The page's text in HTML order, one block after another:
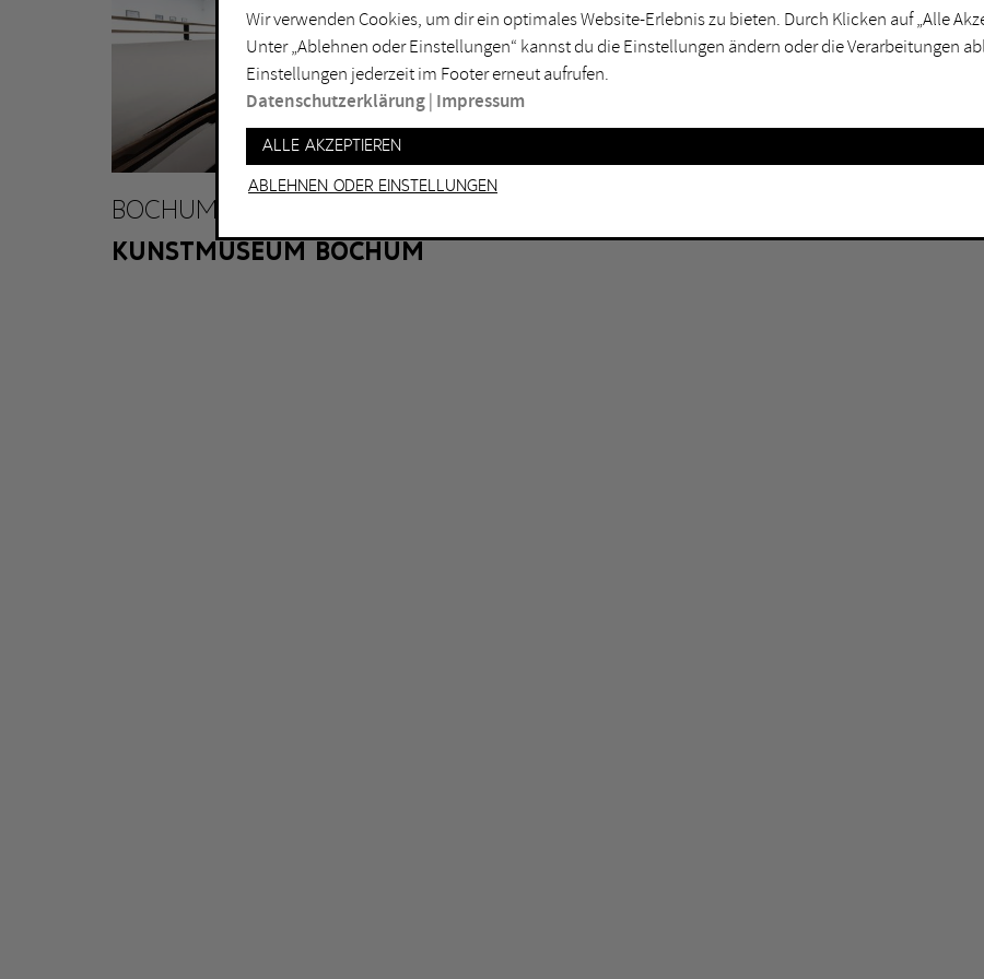
Installation
Lichtkunst
Performance
Skulptur
Dortmund
Duisburg
Essen
Hamm
Marl
Mülheim an der Ruhr
BOCHUM
KUNSTMUSEUM BOCHUM
Wir verwenden Cookies, um dir ein optimales Website-Erlebnis zu bieten. Durch Klicken auf „Alle
Unter „Ablehnen oder Einstellungen“ kannst du die Einstellungen ändern oder die Verarbeitungen
Einstellungen jederzeit im Footer erneut aufrufen.
Datenschutzerklärung| Impressum
Alle akzeptieren
Ablehnen oder Einstellungen